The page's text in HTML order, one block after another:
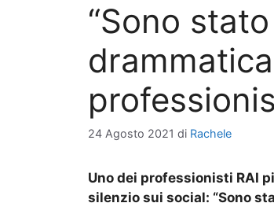
“Sono
24 Agosto 2021 di Rachele
Uno dei professionisti RAI
silenzio sui social: “Sono